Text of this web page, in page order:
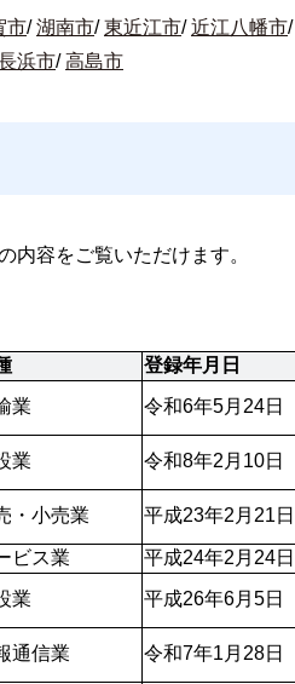
市/湖南市/東近江市/近江八幡市/
浜市/高島市
内容をご覧いただけます。
登録年月日
業 令和6年5月24日
業 令和8年2月10日
・小売業 平成23年2月21日
ビス業 平成24年2月24日
業 平成26年6月5日
通信業 令和7年1月28日